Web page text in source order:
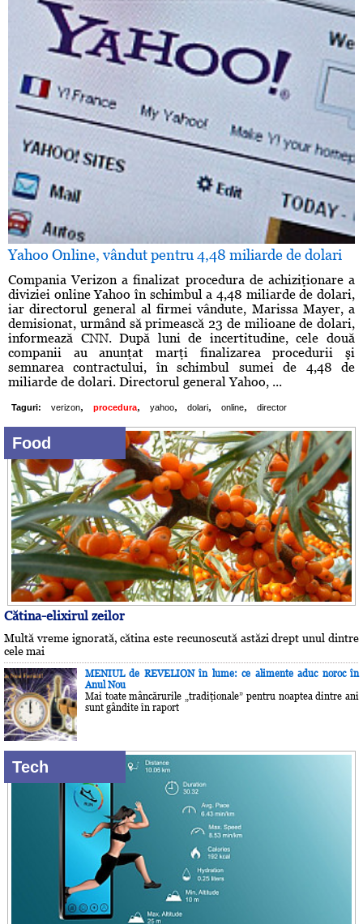
Yahoo Online, vândut pentru 4,48 miliarde de dolari
Compania Verizon a finalizat procedura de achiziţionare a
diviziei online Yahoo în schimbul a 4,48 miliarde de dolari,
iar directorul general al firmei vândute, Marissa Mayer, a
demisionat, urmând să primească 23 de milioane de dolari,
informează CNN. După luni de incertitudine, cele două
companii au anunţat marţi finalizarea procedurii şi
semnarea contractului, în schimbul sumei de 4,48 de
miliarde de dolari. Directorul general Yahoo, ...
Taguri: verizon, procedura, yahoo, dolari, online, director
Food
Cătina-elixirul zeilor
Multă vreme ignorată, cătina este recunoscută astăzi drept unul dintre
cele mai
MENIUL de REVELION în lume: ce alimente aduc noroc în
Anul Nou
Mai toate mâncărurile „tradiţionale” pentru noaptea dintre ani
sunt gândite în raport
Tech